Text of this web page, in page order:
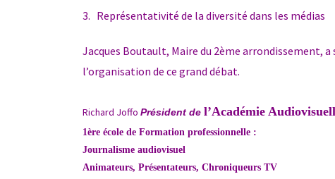
3. Représentativité de la diversité dans les médias
Jacques Boutault, Maire du 2ème arrondissement,
l’organisation de ce grand débat.
Richard Joffo Président de l’Académie
1ère école de Formation professionnelle :
Journalisme audiovisuel
Animateurs, Présentateurs, Chroniqueurs TV